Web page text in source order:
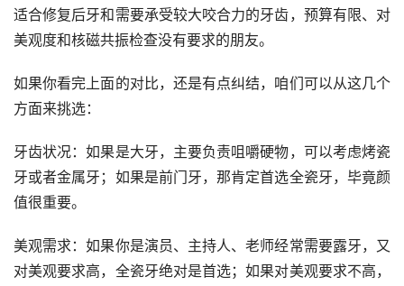
适合修复后牙和需要承受较大咬合力的牙齿，预算有限、对
美观度和核磁共振检查没有要求的朋友。
如果你看完上面的对比，还是有点纠结，咱们可以从这几个
方面来挑选：
牙齿状况：如果是大牙，主要负责咀嚼硬物，可以考虑烤瓷
牙或者金属牙；如果是前门牙，那肯定首选全瓷牙，毕竟颜
值很重要。
美观需求：如果你是演员、主持人、老师经常需要露牙，又
对美观要求高，全瓷牙绝对是首选；如果对美观要求不高，